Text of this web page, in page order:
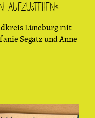
aufzustehen«
Lüneburg mit
Segatz und Anne